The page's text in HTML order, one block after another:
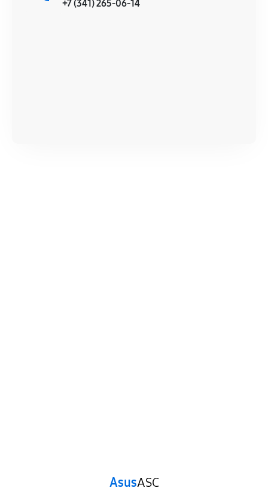
+7 (341) 265-06-14
AsusASC